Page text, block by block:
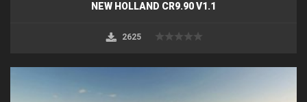
NEW HOLLAND CR9.90 V1.1
2625